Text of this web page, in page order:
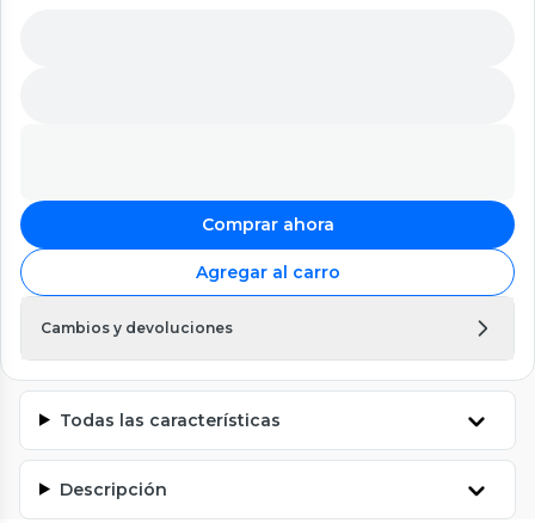
Comprar ahora
Agregar al carro
Cambios y devoluciones
Todas las características
Descripción